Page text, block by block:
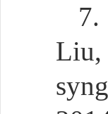
7.